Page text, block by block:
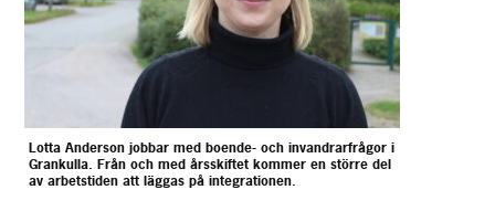
Lotta Anderson jobbar med boende- och invandrarfrågor i
Grankulla. Från och med årsskiftet kommer en större del
av arbetstiden att läggas på integrationen.